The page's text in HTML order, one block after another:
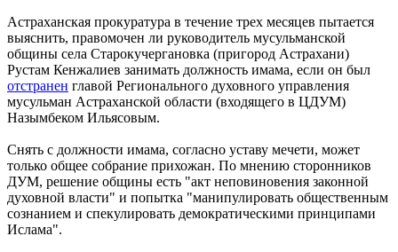
Астраханская прокуратура в течение трех месяцев пытается
выяснить, правомочен ли руководитель мусульманской
общины села Старокучергановка (пригород Астрахани)
Рустам Кенжалиев занимать должность имама, если он был
отстранен главой Регионального духовного управления
мусульман Астраханской области (входящего в ЦДУМ)
Назымбеком Ильясовым.
Снять с должности имама, согласно уставу мечети, может
только общее собрание прихожан. По мнению сторонников
ДУМ, решение общины есть "акт неповиновения законной
духовной власти" и попытка "манипулировать общественным
сознанием и спекулировать демократическими принципами
Ислама".